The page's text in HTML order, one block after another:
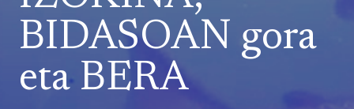
BIDASOAN gora
eta BERA